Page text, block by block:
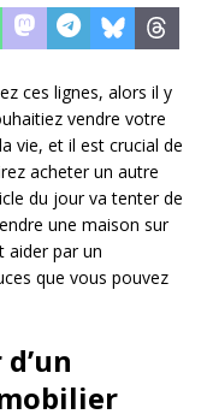
ces lignes, alors il y
vendre votre
vie, et il est crucial de
acheter un autre
du jour va tenter de
une maison sur
aider par un
que vous pouvez